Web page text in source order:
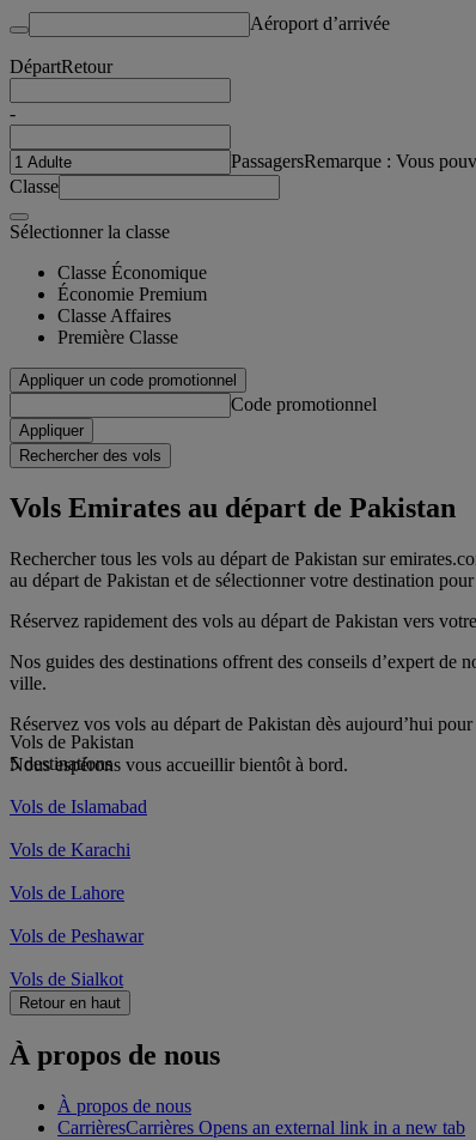
Aéroport d’arrivée
DépartRetour
-
PassagersRemarque : Vous
Classe
Sélectionner la classe
Classe Économique
Économie Premium
Classe Affaires
Première Classe
Appliquer un code promotionnel
Code promotionnel
Appliquer
Rechercher des vols
Vols Emirates au départ de Pakistan
Rechercher tous les vols au départ de Pakistan sur
au départ de Pakistan et de sélectionner votre destination
Réservez rapidement des vols au départ de Pakistan vers
Nos guides des destinations offrent des conseils d’expert de
ville.
Réservez vos vols au départ de Pakistan dès aujourd’hui
Nous espérons vous accueillir bientôt à bord.
Vols de Pakistan
5 destinations
Vols de Islamabad
Vols de Karachi
Vols de Lahore
Vols de Peshawar
Vols de Sialkot
Retour en haut
À propos de nous
À propos de nous
CarrièresCarrières Opens an external link in a new tab